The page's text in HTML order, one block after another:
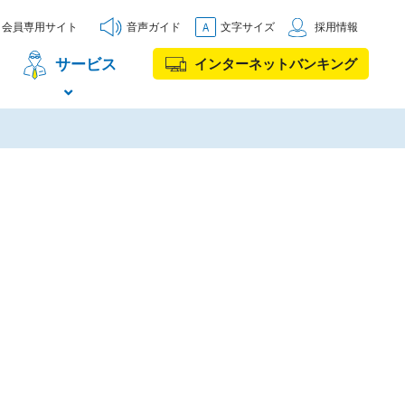
サービス インターネットバンキング
会員専用サイト 音声ガイド 文字サイズ 採用情報